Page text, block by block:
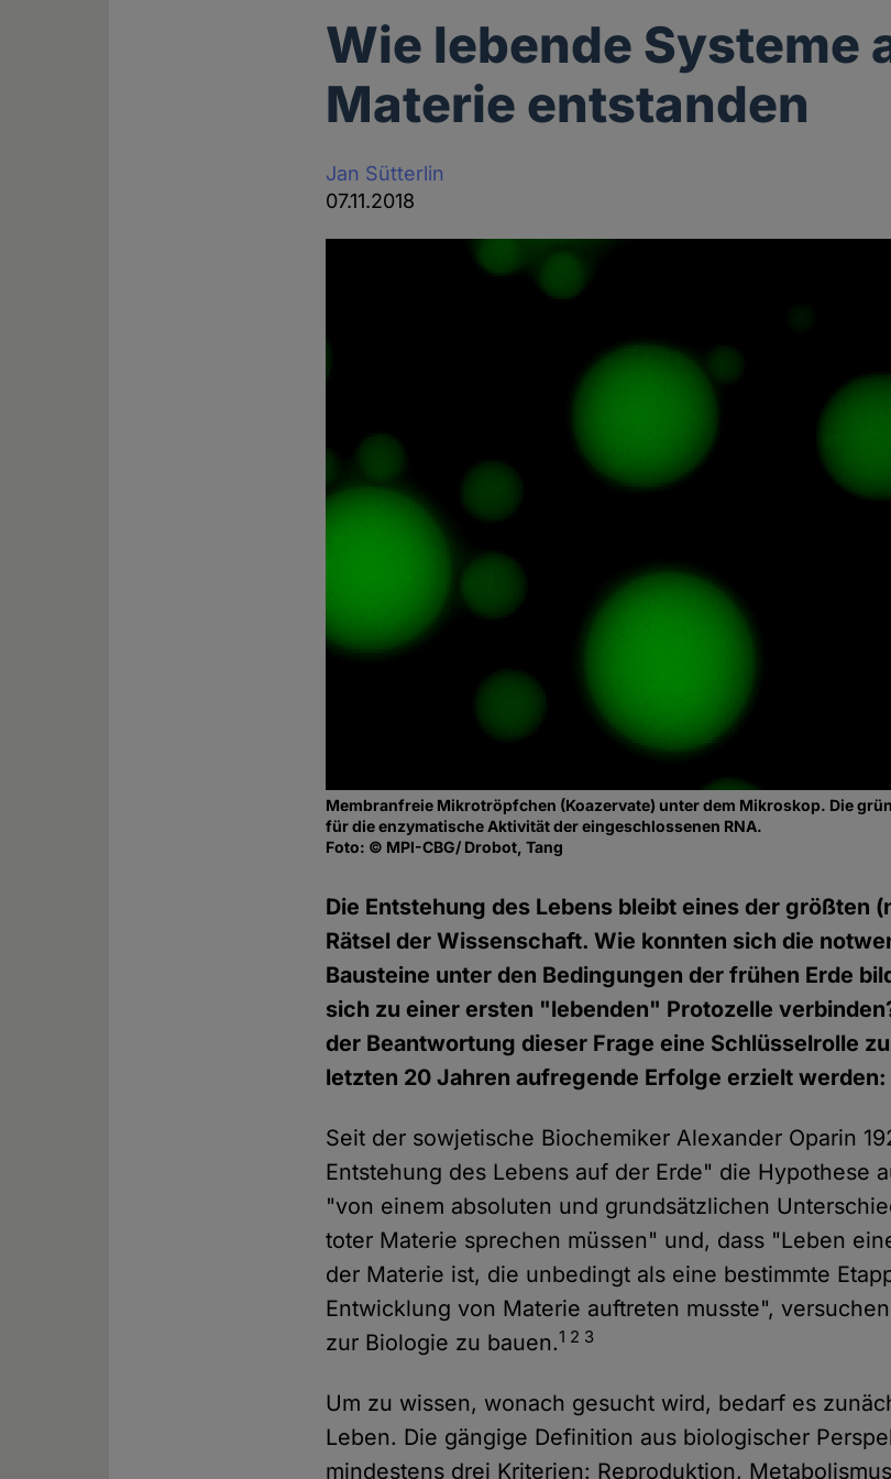
Wie lebende Systeme
Materie entstanden
Jan Sütterlin
07.11.2018
Membranfreie Mikrotröpfchen (Koazervate) unter dem Mikroskop. Die
für die enzymatische Aktivität der eingeschlossenen RNA.
Foto: © MPI-CBG/ Drobot, Tang
Die Entstehung des Lebens bleibt eines der größten
Rätsel der Wissenschaft. Wie konnten sich die
Bausteine unter den Bedingungen der frühen Erde
sich zu einer ersten "lebenden" Protozelle
der Beantwortung dieser Frage eine Schlüsselrolle
letzten 20 Jahren aufregende Erfolge erzielt werden:
Seit der sowjetische Biochemiker Alexander Oparin
Entstehung des Lebens auf der Erde" die Hypothese
"von einem absoluten und grundsätzlichen
toter Materie sprechen müssen" und, dass "Leben
der Materie ist, die unbedingt als eine bestimmte
Entwicklung von Materie auftreten musste",
zur Biologie zu bauen.1 2 3
Um zu wissen, wonach gesucht wird, bedarf es
Leben. Die gängige Definition aus biologischer
mindestens drei Kriterien: Reproduktion,